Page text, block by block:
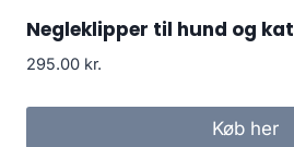
Negleklipper til hund og kat
295.00 kr.
Køb her